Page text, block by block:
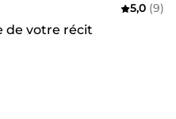
5,0 (9)
de votre récit